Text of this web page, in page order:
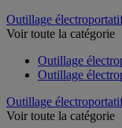
Outillage
Voir toute la catégorie
Outillage
Outillage
Outillage
Voir toute la catégorie